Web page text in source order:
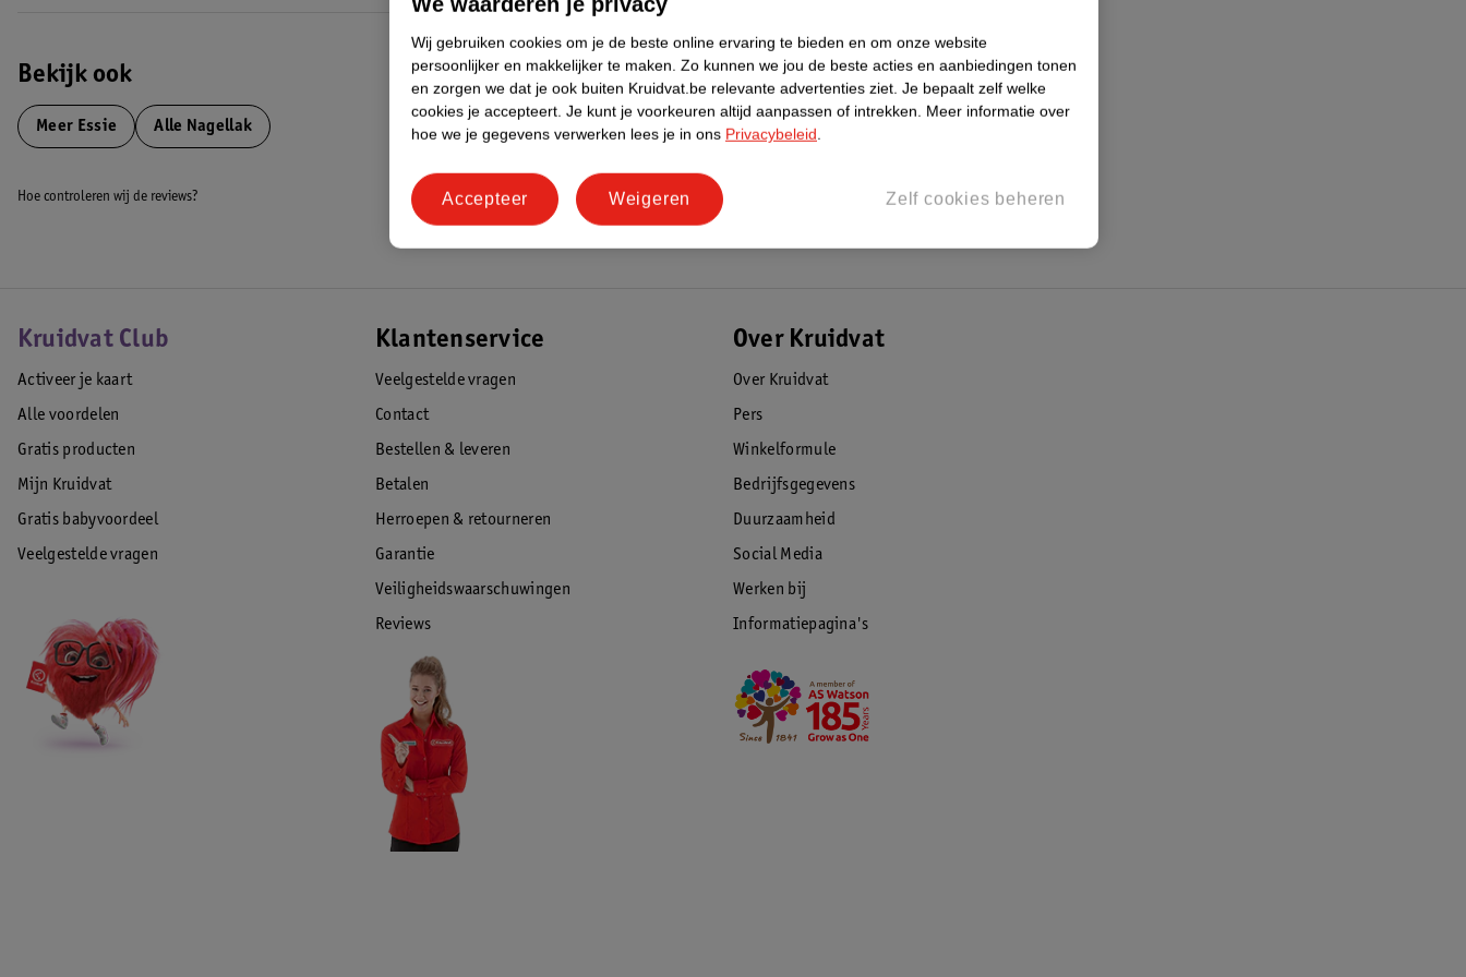
Bekijk ook
Meer Essie Alle Nagellak
Hoe controleren wij de reviews?
Kruidvat Club
Activeer je kaart
Alle voordelen
Gratis producten
Mijn Kruidvat
Gratis babyvoordeel
Veelgestelde vragen
Klantenservice
Veelgestelde vragen
Contact
Bestellen & leveren
Betalen
Herroepen & retourneren
Garantie
Veiligheidswaarschuwingen
Reviews
Over Kruidvat
Over Kruidvat
Pers
Winkelformule
Bedrijfsgegevens
Duurzaamheid
Social Media
Werken bij
Informatiepagina's
Wij gebruiken cookies om je de beste online ervaring te bieden en om onze website
persoonlijker en makkelijker te maken. Zo kunnen we jou de beste acties en aanbiedingen tonen
en zorgen we dat je ook buiten Kruidvat.be relevante advertenties ziet. Je bepaalt zelf welke
cookies je accepteert. Je kunt je voorkeuren altijd aanpassen of intrekken. Meer informatie over
hoe we je gegevens verwerken lees je in ons Privacybeleid.
Zelf cookies beheren
Weigeren
Accepteer